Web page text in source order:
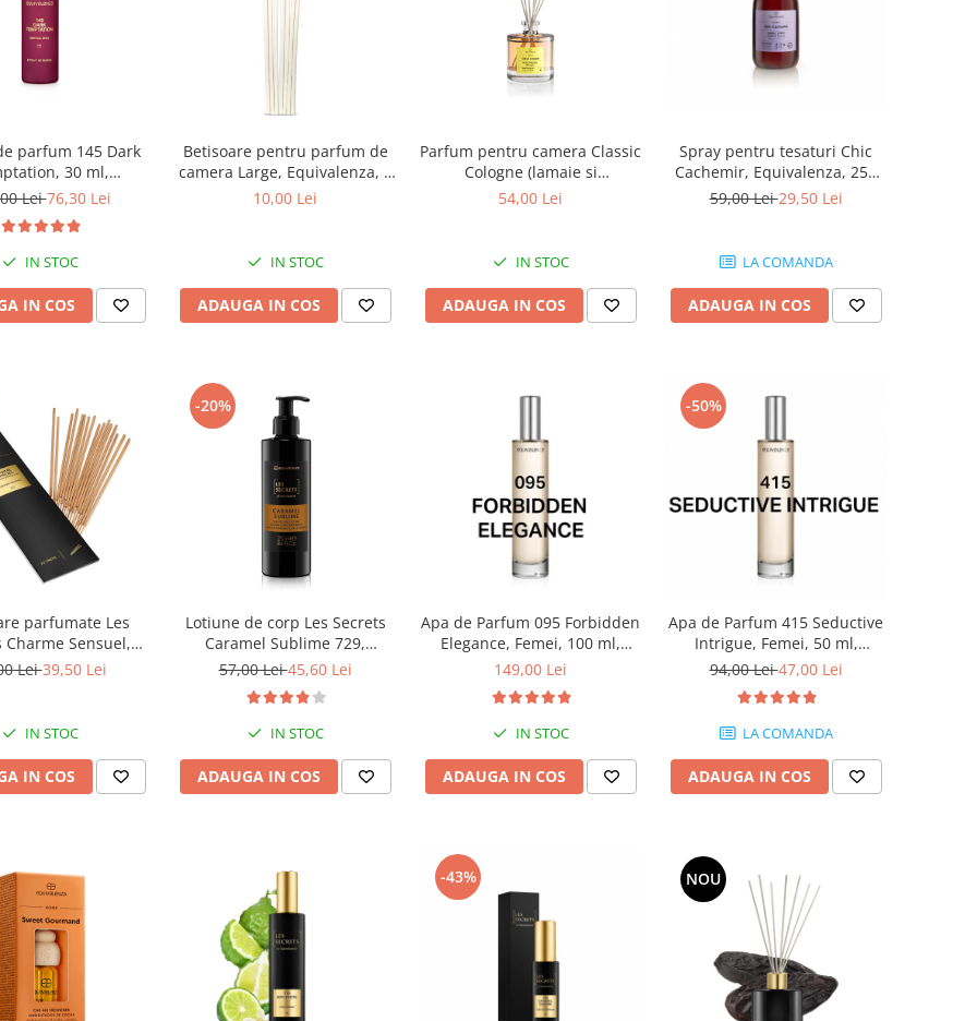
parfum 145 Dark
30 ml,
Equivalenza
Lei76,30 Lei
IN STOC
IN COS
Betisoare pentru parfum de
camera Large, Equivalenza, 7
buc
10,00 Lei
IN STOC
ADAUGA IN COS
Parfum pentru camera Classic
Cologne (lamaie si
mandarina), Equivalenza, 50
54,00 Lei
IN STOC
ADAUGA IN COS
Spray pentru tesaturi Chic
Cachemir, Equivalenza, 250
ml
59,00 Lei29,50 Lei
LA COMANDA
ADAUGA IN COS
parfumate Les
Charme Sensuel,
Lei39,50 Lei
IN STOC
IN COS
-20%
Lotiune de corp Les Secrets
Caramel Sublime 729,
Equivalenza, 250 ml
57,00 Lei45,60 Lei
IN STOC
ADAUGA IN COS
Apa de Parfum 095 Forbidden
Elegance, Femei, 100 ml,
Equivalenza
149,00 Lei
IN STOC
ADAUGA IN COS
-50%
Apa de Parfum 415 Seductive
Intrigue, Femei, 50 ml,
Equivalenza
94,00 Lei47,00 Lei
LA COMANDA
ADAUGA IN COS
-43% NOU